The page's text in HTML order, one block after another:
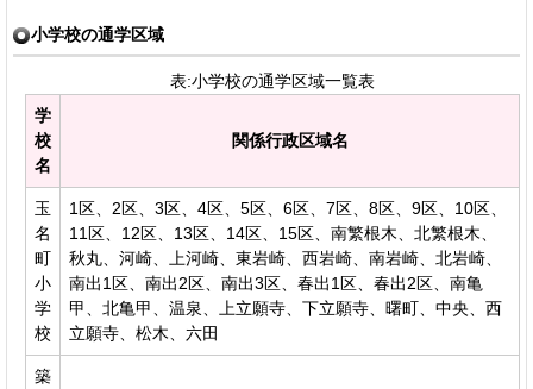
小学校の通学区域
表:小学校の通学区域一覧表
学
校
名
関係行政区域名
玉
名
町
小
学
校
1区、2区、3区、4区、5区、6区、7区、8区、9区、10区、
11区、12区、13区、14区、15区、南繁根木、北繁根木、
秋丸、河崎、上河崎、東岩崎、西岩崎、南岩崎、北岩崎、
南出1区、南出2区、南出3区、春出1区、春出2区、南亀
甲、北亀甲、温泉、上立願寺、下立願寺、曙町、中央、西
立願寺、松木、六田
築